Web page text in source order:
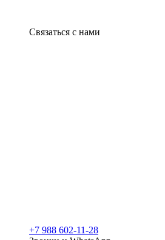
Связаться с нами
+7 988 602-11-28